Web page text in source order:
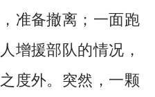
准备撤离；一面跑
增援部队的情况，
度外。突然，一颗